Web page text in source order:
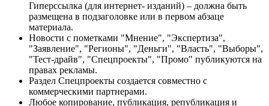
Гиперссылка (для интернет- изданий) – должна быть
размещена в подзаголовке или в первом абзаце
материала.
Новости с пометками "Мнение", "Экспертиза",
"Заявление", "Регионы", "Деньги", "Власть", "Выборы",
"Тест-драйв", "Спецпроекты", "Промо" публикуются на
правах рекламы.
Раздел Спецпроекты создается совместно с
коммерческими партнерами.
Любое копирование, публикация, републикация и